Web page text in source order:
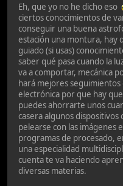
Eh, que yo no he dicho eso
ciertos conocimientos de
conseguir una buena
estación una montura, hay
guiado (si usas)
saber qué pasa cuando la
va a comportar, mecánica
hará mejores seguimientos
electrónica por que hay
puedes ahorrarte unos
casera algunos
pelearse con las imágenes
programas de procesado,
una especialidad
cuenta te va haciendo
diversas materias.